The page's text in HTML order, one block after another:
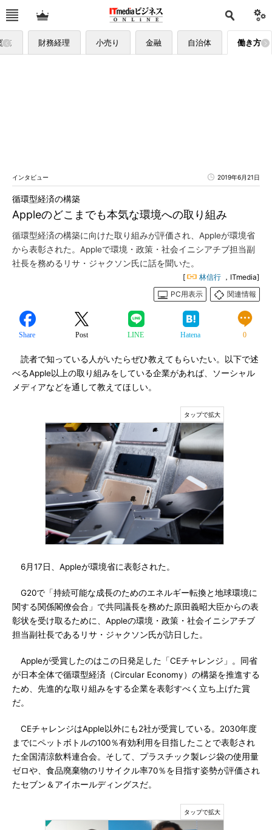
務 財務経理 小売り 金融 自治体 働き方
インタビュー 2019年6月21日
Appleのどこまでも本気な環境への取り組み
循環型経済の構築
循環型経済の構築に向けた取り組みが評価され、Appleが環境省
から表彰された。Appleで環境・政策・社会イニシアチブ担当副
社長を務めるリサ・ジャクソン氏に話を聞いた。
[ 林信行 ，ITmedia]
PC用表示
関連情報
Share Post LINE Hatena 0
読者で知っている人がいたらぜひ教えてもらいたい。以下で述
べるApple以上の取り組みをしている企業があれば、ソーシャル
メディアなどを通して教えてほしい。
6月17日、Appleが環境省に表彰された。
G20で「持続可能な成長のためのエネルギー転換と地球環境に
関する関係閣僚会合」で共同議長を務めた原田義昭大臣からの表
彰状を受け取るために、Appleの環境・政策・社会イニシアチブ
担当副社長であるリサ・ジャクソン氏が訪日した。
Appleが受賞したのはこの日発足した「CEチャレンジ」。同省
が日本全体で循環型経済（Circular Economy）の構築を推進する
ため、先進的な取り組みをする企業を表彰すべく立ち上げた賞
だ。
CEチャレンジはApple以外にも2社が受賞している。2030年度
までにペットボトルの100％有効利用を目指したことで表彰され
た全国清涼飲料連合会。そして、プラスチック製レジ袋の使用量
ゼロや、食品廃棄物のリサイクル率70％を目指す姿勢が評価され
たセブン＆アイホールディングスだ。